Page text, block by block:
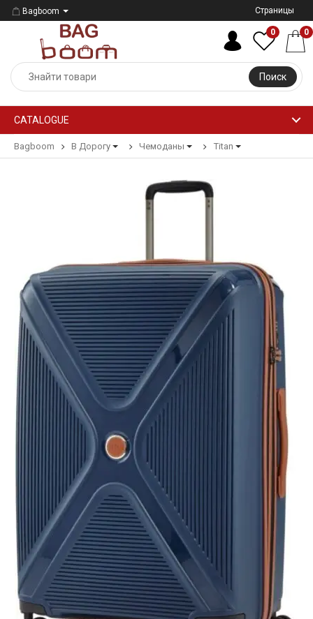
Bagboom Страницы
Поиск
0 0
CATALOGUE
Bagboom В Дорогу Чемоданы Titan